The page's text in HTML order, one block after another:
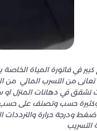
في فاتورة المياة الخاصة
من التسرب المائي من
تشقق في دهانات المنزل او
حسب وتصنف على حسب
ودرجة حرارة والترددات
التسريب